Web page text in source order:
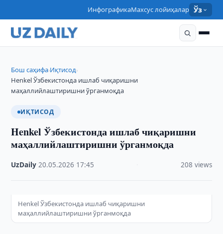
ИнфографикаМахсус лойиҳалар Ўз
Бош саҳифа›Иқтисод›
Henkel Ўзбекистонда ишлаб чиқаришни
маҳаллийлаштиришни ўрганмоқда
ИҚТИСОД
Henkel Ўзбекистонда ишлаб чиқаришни
маҳаллийлаштиришни ўрганмоқда
UzDaily ·20.05.2026 17:45 208 views
Henkel Ўзбекистонда ишлаб чиқаришни
маҳаллийлаштиришни ўрганмоқда